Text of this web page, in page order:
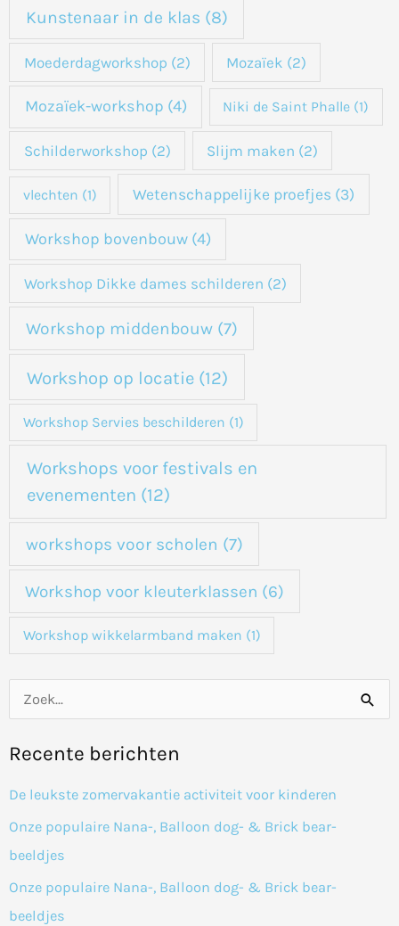
Kunstenaar in de klas (8)
Moederdagworkshop (2) Mozaïek (2)
Mozaïek-workshop (4) Niki de Saint Phalle (1)
Schilderworkshop (2) Slijm maken (2)
vlechten (1) Wetenschappelijke proefjes (3)
Workshop bovenbouw(4)
Workshop Dikke dames schilderen (2)
Workshop middenbouw(7)
Workshop op locatie(12)
Workshop Servies beschilderen (1)
Workshops voor festivals en
evenementen (12)
workshops voor scholen (7)
Workshop voor kleuterklassen (6)
Workshop wikkelarmband maken (1)
e
k
n
a
Recente berichten
De leukste zomervakantie activiteit voor kinderen
Onze populaire Nana-, Balloon dog- & Brick bear-
beeldjes
Onze populaire Nana-, Balloon dog- & Brick bear-
beeldjes